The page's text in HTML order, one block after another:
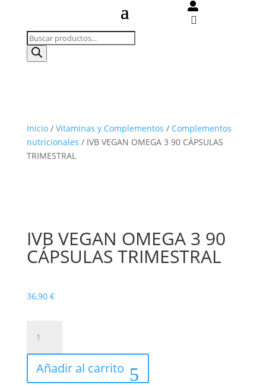


Búsqueda
de
productos
Inicio/ Vitaminas y Complementos / Complementos
nutricionales / IVB VEGAN OMEGA 3 90 CÁPSULAS
TRIMESTRAL
IVB VEGAN OMEGA 3 90
CÁPSULAS TRIMESTRAL
36,90 €
VEGAN
OMEGA
90
Añadir al carrito